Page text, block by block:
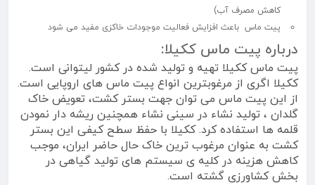
کاهش مصرف آب)
پیت ماس باعث افزایش فعالیت موجودات خاکزی مفید می شود
درباره پیت ماس ککیلا:
پیت ماس ککیلا تهیه و تولید شده در کشور لیتوانی است.
ککیلا اگری از مرغوبترین انواع پیت ماس های اروپایی است.
از این پیت ماس می توان جهت بستر کشت، تعویض خاک
گلدان ، تولید نشاء در سینی نشاء همچنین ریشه دار نمودن
قلمه ها استفاده کرد. ککیلا با حفظ سطح کیفی این بستر
کشت به عنوان مرغوب ترین خاک حال حاضر ایران، موجب
کاهش هزینه در کلیه ی سیستم های تولید گیاهی در
بخش کشاورزی گشته است.